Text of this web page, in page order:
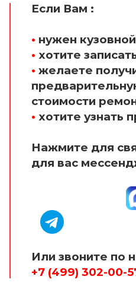
Если Вам :
• нужен
• хотите
• желаете
стоимости
• хотите узнать
Нажмите для
для вас
Или звоните по
+7 (499) 302-00-